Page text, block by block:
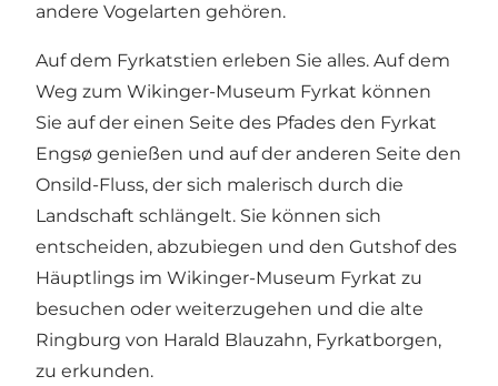
andere Vogelarten gehören.
Auf dem Fyrkatstien erleben Sie alles. Auf dem
Weg zum Wikinger-Museum Fyrkat können
Sie auf der einen Seite des Pfades den Fyrkat
Engsø genießen und auf der anderen Seite den
Onsild-Fluss, der sich malerisch durch die
Landschaft schlängelt. Sie können sich
entscheiden, abzubiegen und den Gutshof des
Häuptlings im Wikinger-Museum Fyrkat zu
besuchen oder weiterzugehen und die alte
Ringburg von Harald Blauzahn, Fyrkatborgen,
zu erkunden.